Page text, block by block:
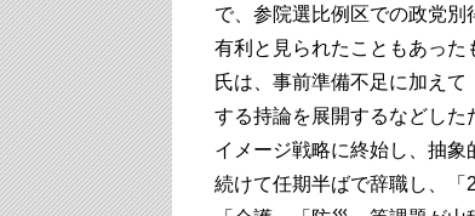
で、参院選比例区での政党
有利と見られたこともあっ
氏は、事前準備不足に加え
する持論を展開するなどした
イメージ戦略に終始し、抽
続けて任期半ばで辞職し、「